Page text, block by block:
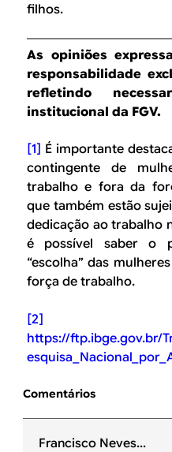
filhos.
As opiniões
responsabilidade
refletindo
institucional da FGV.
[1] É importante
contingente de
trabalho e fora da
que também estão
dedicação ao trabalho
é possível saber o
“escolha” das
força de trabalho.
[2]
https://ftp.ibge.gov.br/
Comentários
Francisco Neves...